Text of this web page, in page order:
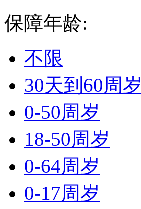
保障年龄:
不限
30天到60周岁
0-50周岁
18-50周岁
0-64周岁
0-17周岁